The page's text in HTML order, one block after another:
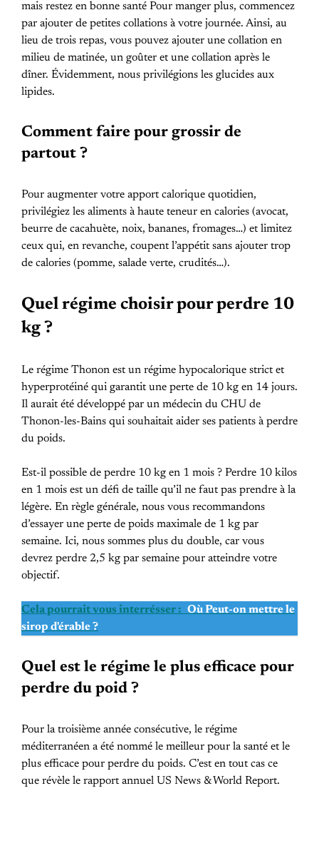
mais restez en bonne santé Pour manger plus, commencez
par ajouter de petites collations à votre journée. Ainsi, au
lieu de trois repas, vous pouvez ajouter une collation en
milieu de matinée, un goûter et une collation après le
dîner. Évidemment, nous privilégions les glucides aux
lipides.
Comment faire pour grossir de
partout ?
Pour augmenter votre apport calorique quotidien,
privilégiez les aliments à haute teneur en calories (avocat,
beurre de cacahuète, noix, bananes, fromages…) et limitez
ceux qui, en revanche, coupent l’appétit sans ajouter trop
de calories (pomme, salade verte, crudités…).
Quel régime choisir pour perdre 10
kg ?
Le régime Thonon est un régime hypocalorique strict et
hyperprotéiné qui garantit une perte de 10 kg en 14 jours.
Il aurait été développé par un médecin du CHU de
Thonon-les-Bains qui souhaitait aider ses patients à perdre
du poids.
Est-il possible de perdre 10 kg en 1 mois ? Perdre 10 kilos
en 1 mois est un défi de taille qu’il ne faut pas prendre à la
légère. En règle générale, nous vous recommandons
d’essayer une perte de poids maximale de 1 kg par
semaine. Ici, nous sommes plus du double, car vous
devrez perdre 2,5 kg par semaine pour atteindre votre
objectif.
Cela pourrait vous interrésser : Où Peut-on mettre le
sirop d'érable ?
Quel est le régime le plus efficace pour
perdre du poid ?
Pour la troisième année consécutive, le régime
méditerranéen a été nommé le meilleur pour la santé et le
plus efficace pour perdre du poids. C’est en tout cas ce
que révèle le rapport annuel US News & World Report.